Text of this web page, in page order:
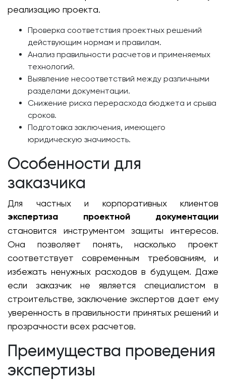
реализацию проекта.
Проверка соответствия проектных решений
действующим нормам и правилам.
Анализ правильности расчетов и применяемых
технологий.
Выявление несоответствий между различными
разделами документации.
Снижение риска перерасхода бюджета и срыва
сроков.
Подготовка заключения, имеющего
юридическую значимость.
Особенности для
заказчика
Для частных и корпоративных клиентов
экспертиза проектной документации
становится инструментом защиты интересов.
Она позволяет понять, насколько проект
соответствует современным требованиям, и
избежать ненужных расходов в будущем. Даже
если заказчик не является специалистом в
строительстве, заключение экспертов дает ему
уверенность в правильности принятых решений и
прозрачности всех расчетов.
Преимущества проведения
экспертизы